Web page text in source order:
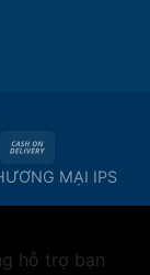
MẠI IPS
hỗ trợ bạn